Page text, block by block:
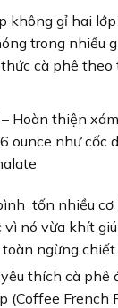
không gỉ hai
trong nhiều
cà phê theo
– Hoàn thiện
ounce như cốc
tốn nhiều cơ
vì nó vừa khít
ngừng chiết
thích cà phê
(Coffee French